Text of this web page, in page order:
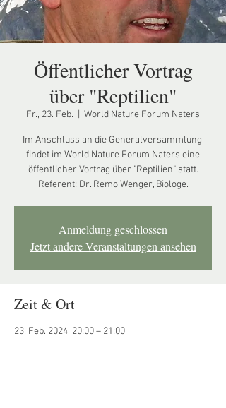
Öffentlicher Vortrag
über "Reptilien"
Fr., 23. Feb. World Nature Forum Naters
Im Anschluss an die Generalversammlung,
findet im World Nature Forum Naters eine
öffentlicher Vortrag über "Reptilien" statt.
Referent: Dr. Remo Wenger, Biologe.
Anmeldung geschlossen
Jetzt andere Veranstaltungen ansehen
Zeit & Ort
23. Feb. 2024, 20:00 – 21:00